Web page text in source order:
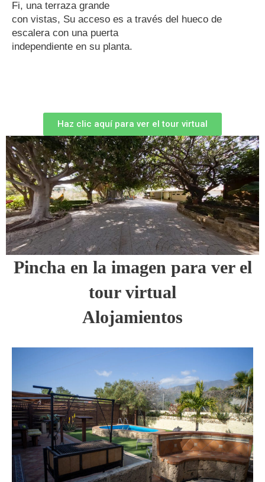
Fi, una terraza grande
con vistas, Su acceso es a través del hueco de
escalera con una puerta
independiente en su planta.
Haz clic aquí para ver el tour virtual
Pincha en la imagen para ver el
tour virtual
Alojamientos